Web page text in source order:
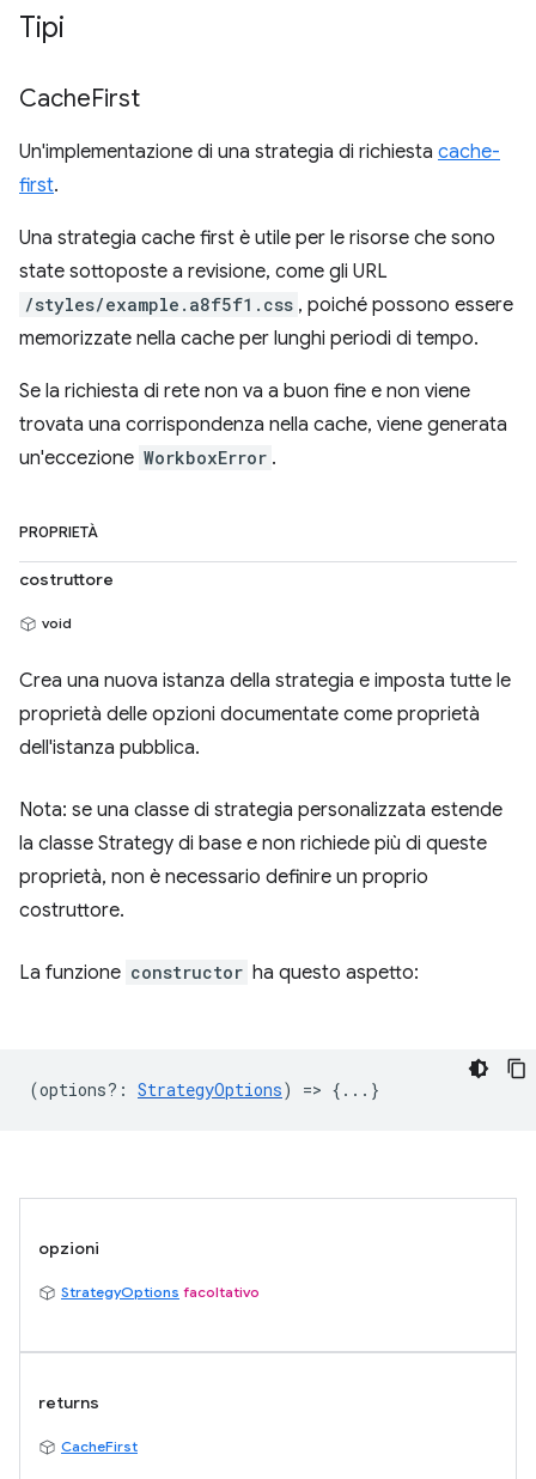
Tipi
CacheFirst
Un'implementazione di una strategia di richiesta cache-
first.
Una strategia cache first è utile per le risorse che sono
state sottoposte a revisione, come gli URL
/styles/example.a8f5f1.css , poiché possono essere
memorizzate nella cache per lunghi periodi di tempo.
Se la richiesta di rete non va a buon fine e non viene
trovata una corrispondenza nella cache, viene generata
un'eccezione WorkboxError .
PROPRIETÀ
costruttore
void
Crea una nuova istanza della strategia e imposta tutte le
proprietà delle opzioni documentate come proprietà
dell'istanza pubblica.
Nota: se una classe di strategia personalizzata estende
la classe Strategy di base e non richiede più di queste
proprietà, non è necessario definire un proprio
costruttore.
La funzione constructor ha questo aspetto:
(options? : StrategyOptions) => {...}
opzioni
StrategyOptions facoltativo
returns
CacheFirst